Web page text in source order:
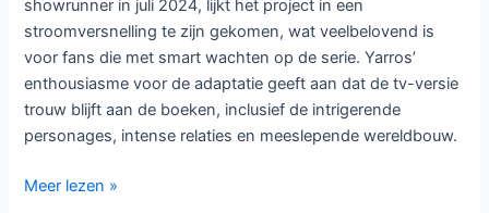
In de turbulente wereld van Basgiath ontstaat er een
spanningsveld tussen Violet en twee mannen: haar oude
vriend Dain Aetos en de mysterieuze Xaden Riorson. Vooral
Xaden, wiens vader door Violet’s moeder is gedood
vanwege zijn rol als rebellenleider, speelt een cruciale rol in
haar ontwikkeling en het verhaal.
De Weg Naar het Scherm